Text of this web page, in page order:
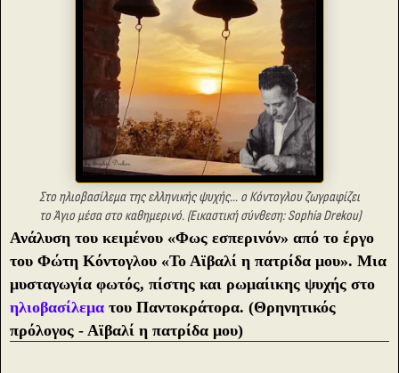
Στο ηλιοβασίλεμα της ελληνικής ψυχής... ο Κόντογλου ζωγραφίζει
το Άγιο μέσα στο καθημερινό. (Εικαστική σύνθεση: Sophia Drekou)
Ανάλυση του κειμένου «Φως εσπερινόν» από το έργο
του Φώτη Κόντογλου «Το Αϊβαλί η πατρίδα μου». Μια
μυσταγωγία φωτός, πίστης και ρωμαίικης ψυχής στο
ηλιοβασίλεμα του Παντοκράτορα. (Θρηνητικός
πρόλογος - Αϊβαλί η πατρίδα μου)